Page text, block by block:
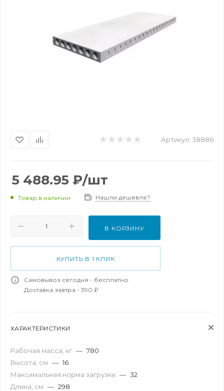
Артикул: 38886
5 488.95 ₽/шт
Товар в наличии Нашли дешевле?
В КОРЗИНУ
КУПИТЬ В 1 КЛИК
Самовывоз сегодня - бесплатно
Доставка завтра - 390 ₽
ХАРАКТЕРИСТИКИ
Рабочая масса, кг — 780
Высота, см — 16
Максимальная норма загрузки — 32
Длина, см — 298